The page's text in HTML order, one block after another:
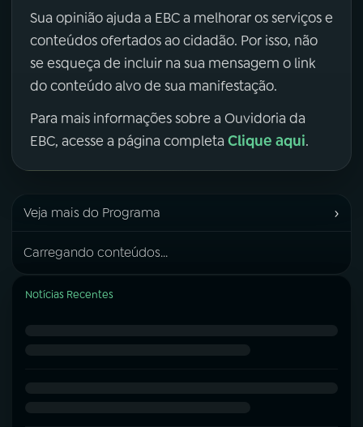
Sua opinião ajuda a EBC a melhorar os serviços e
conteúdos ofertados ao cidadão. Por isso, não
se esqueça de incluir na sua mensagem o link
do conteúdo alvo de sua manifestação.
Para mais informações sobre a Ouvidoria da
EBC, acesse a página completa Clique aqui.
Veja mais do Programa ›
Carregando conteúdos...
Notícias Recentes